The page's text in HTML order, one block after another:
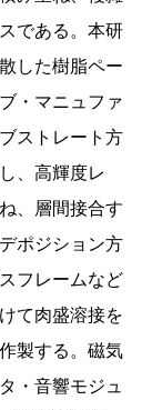
である。本研
した樹脂ペー
・マニュファ
ストレート方
、高輝度レ
、層間接合す
ポジション方
フレームなど
て肉盛溶接を
製する。磁気
・音響モジュ